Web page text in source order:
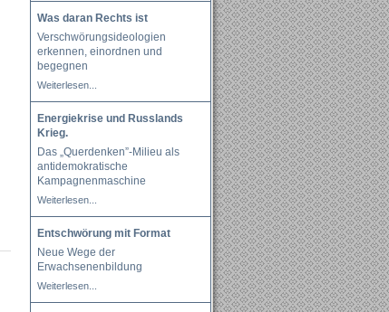
Was daran Rechts ist
Verschwörungsideologien
erkennen, einordnen und
begegnen
Weiterlesen...
Energiekrise und Russlands
Krieg.
Das „Querdenken”-Milieu als
antidemokratische
Kampagnenmaschine
Weiterlesen...
Entschwörung mit Format
Neue Wege der
Erwachsenenbildung
Weiterlesen...